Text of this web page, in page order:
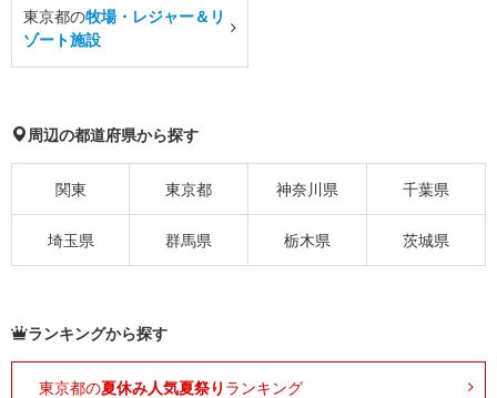
東京都の牧場・レジャー＆リ
ゾート施設
周辺の都道府県から探す
関東 東京都 神奈川県 千葉県
埼玉県 群馬県 栃木県 茨城県
ランキングから探す
東京都の夏休み人気夏祭り ランキング